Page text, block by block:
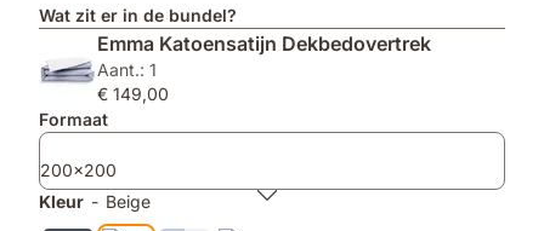
zijdezachte
uitstraling
en
kussenslopen
1:
omkeerbaar
design
Wat zit er in de bundel?
Emma Katoensatijn Dekbedovertrek
Aant.: 1
€ 149,00
Formaat
200x200
Kleur - Beige